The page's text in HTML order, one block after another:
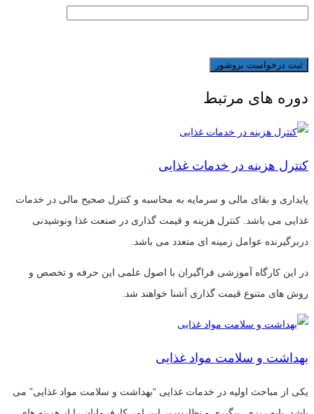
دوره های مرتبط
کنترل هزینه در خدمات غذایی
پایداری و بقای مالی و سرمایه به محاسبه و کنترل صحیح مالی در خدمات
غذایی می باشد. کنترل هزینه و قیمت گذاری در صنعت غذا ونوشیدنی
دربرگیرنده عوامل زمینه ای متعدد می باشد.
در این کارگاه آموزشی فراگیران با اصول علمی این حرفه و تخصص و
روش های متنوع قیمت گذاری آشنا خواهند شد.
بهداشت و سلامت مواد غذایی
یکی از مباحث اولیه در خدمات غذایی “بهداشت و سلامت مواد غذایی” می